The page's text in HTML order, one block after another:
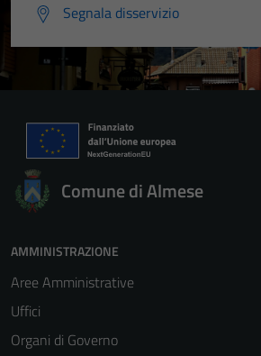
Segnala disservizio
Comune di Almese
AMMINISTRAZIONE
Aree Amministrative
Uffici
Organi di Governo